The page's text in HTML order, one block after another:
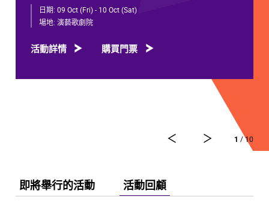
千年以來，龜茲文化承載住歷代各族人士嘅足跡同情
或是「蘇幕遮」盛會入面各族民眾嘅舞姿，充分體現各
《龜茲》就沿住呢段歷史足跡創作，透過鳩摩羅什東來
弘法、玄奘西行求法嘅跨時空故事，將龜茲千年嘅文化
出任總編導，文史學者韓子勇擔任編劇；創作團隊仲包
涵，以及編導李宏鈞、魏威、古力加娜提·沙塔爾、付陽
雪，仲有多媒體設計胡天驥、燈光設計劉釗、造型設計
日期: 09 Oct (Fri) - 10 Oct (Sat)
場地: 演藝歌劇院
活動詳情 購買門票
1 / 10
即將舉行的活動 活動回顧